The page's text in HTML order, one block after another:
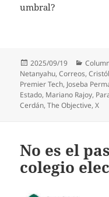
umbral?
Publicado
el
2025/09/19
Netanyahu,Correos,
Premier Tech, Joseba
Estado, Mariano Rajoy,
Cerdán,The Objective,X
No es el
colegio